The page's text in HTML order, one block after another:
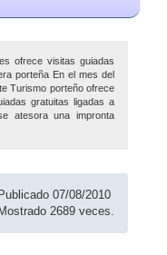
ofrece visitas guiadas
porteña En el mes del
Turismo porteño ofrece
gratuitas ligadas a
atesora una impronta
Publicado 07/08/2010
Mostrado 2689 veces.